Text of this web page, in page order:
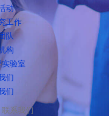
动
工作
队
构
实验室
们
们
联系我们